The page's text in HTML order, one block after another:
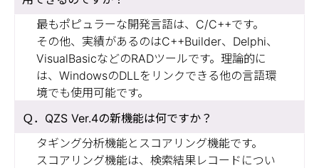
最もポピュラーな開発言語は、C/C++です。
その他、実績があるのはC++Builder、Delphi、
VisualBasicなどのRADツールです。理論的に
は、WindowsのDLLをリンクできる他の言語環
境でも使用可能です。
QZS Ver.4の新機能は何ですか？
タギング分析機能とスコアリング機能です。
スコアリング機能は、検索結果レコードについ